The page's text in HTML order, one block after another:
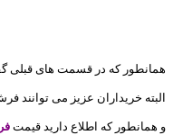
همانطور که در قسمت های قبلی گفته شد شرکت فرش خورشید اردهال کاشان
البته خریداران عزیز می توانند
و همانطور که اطلاع دارید قیمتفرش